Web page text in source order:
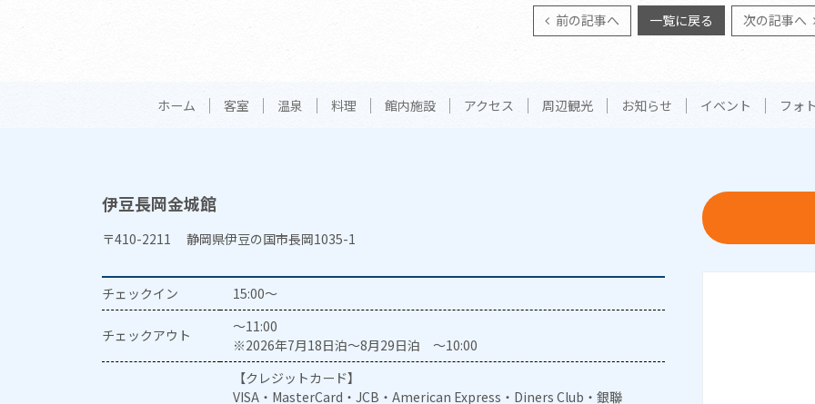
前の記事へ 一覧に戻る 次の記事へ
ホーム 客室 温泉 料理 館内施設 アクセス 周辺観光 お知らせ イベント フォ
伊豆長岡金城館
〒410-2211 静岡県伊豆の国市長岡1035-1
チェックイン 15:00～
チェックアウト
～11:00
※2026年7月18日泊～8月29日泊 ～10:00
【クレジットカード】
VISA・MasterCard・JCB・American Express・Diners Club・銀聯